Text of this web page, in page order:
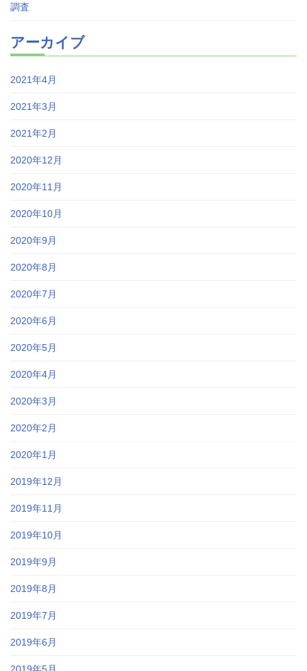
調査
アーカイブ
2021年4月
2021年3月
2021年2月
2020年12月
2020年11月
2020年10月
2020年9月
2020年8月
2020年7月
2020年6月
2020年5月
2020年4月
2020年3月
2020年2月
2020年1月
2019年12月
2019年11月
2019年10月
2019年9月
2019年8月
2019年7月
2019年6月